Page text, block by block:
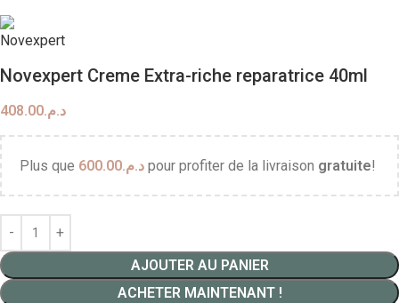
Novexpert Creme Extra-riche reparatrice 40ml
د.م.408.00
Plus que د.م.600.00 pour profiter de la livraison gratuite!
AJOUTER AU PANIER
ACHETER MAINTENANT !